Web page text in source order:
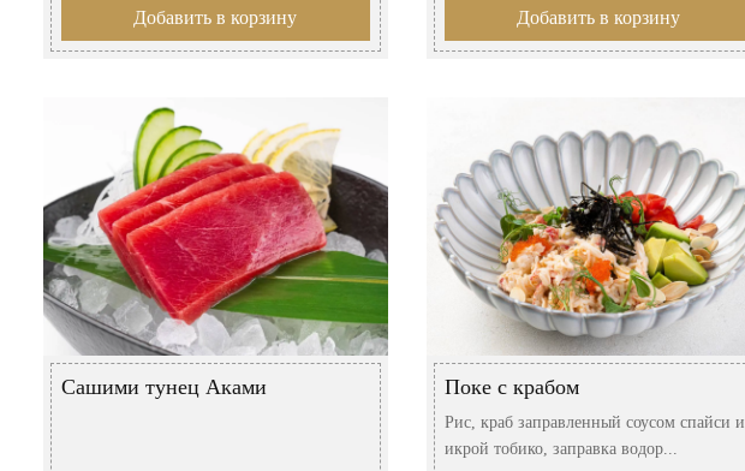
Добавить в корзину Добавить в корзину
Сашими тунец Аками Поке с крабом
Рис, краб заправленный соусом спайси и
икрой тобико, заправка водор...